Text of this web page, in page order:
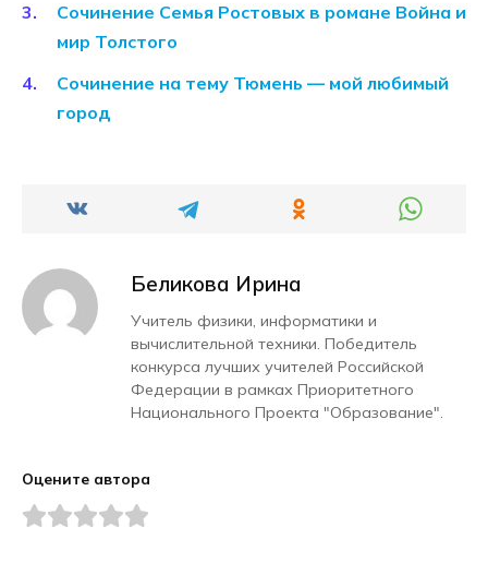
Сочинение Семья Ростовых в романе Война и
мир Толстого
Сочинение на тему Тюмень — мой любимый
город
Беликова Ирина
Учитель физики, информатики и
вычислительной техники. Победитель
конкурса лучших учителей Российской
Федерации в рамках Приоритетного
Национального Проекта "Образование".
Оцените автора